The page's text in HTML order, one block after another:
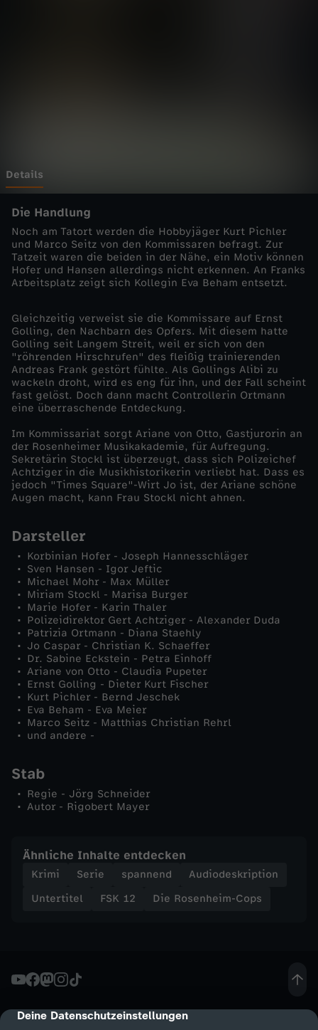
cmp-dialog-description
Deine Datenschutzeinstellungen
-
C
o
p
s
-
W
a
i
d
a
n
n
s
U
n
e
l
Details
Die Handlung
Noch am Tatort werden die Hobbyjäger Kurt Pichler
und Marco Seitz von den Kommissaren befragt. Zur
Tatzeit waren die beiden in der Nähe, ein Motiv können
Hofer und Hansen allerdings nicht erkennen. An Franks
Arbeitsplatz zeigt sich Kollegin Eva Beham entsetzt.
Gleichzeitig verweist sie die Kommissare auf Ernst
Golling, den Nachbarn des Opfers. Mit diesem hatte
Golling seit Langem Streit, weil er sich von den
"röhrenden Hirschrufen" des fleißig trainierenden
Andreas Frank gestört fühlte. Als Gollings Alibi zu
wackeln droht, wird es eng für ihn, und der Fall scheint
fast gelöst. Doch dann macht Controllerin Ortmann
eine überraschende Entdeckung.
Im Kommissariat sorgt Ariane von Otto, Gastjurorin an
der Rosenheimer Musikakademie, für Aufregung.
Sekretärin Stockl ist überzeugt, dass sich Polizeichef
Achtziger in die Musikhistorikerin verliebt hat. Dass es
jedoch "Times Square"-Wirt Jo ist, der Ariane schöne
Augen macht, kann Frau Stockl nicht ahnen.
Darsteller
Korbinian Hofer - Joseph Hannesschläger
Sven Hansen - Igor Jeftic
Michael Mohr - Max Müller
Miriam Stockl - Marisa Burger
Marie Hofer - Karin Thaler
Polizeidirektor Gert Achtziger - Alexander Duda
Patrizia Ortmann - Diana Staehly
Jo Caspar - Christian K. Schaeffer
Dr. Sabine Eckstein - Petra Einhoff
Ariane von Otto - Claudia Pupeter
Ernst Golling - Dieter Kurt Fischer
Kurt Pichler - Bernd Jeschek
Eva Beham - Eva Meier
Marco Seitz - Matthias Christian Rehrl
und andere -
Stab
Regie - Jörg Schneider
Autor - Rigobert Mayer
Ähnliche Inhalte entdecken
Krimi Serie spannend
Audiodeskription
Untertitel
FSK 12 Die Rosenheim-Cops